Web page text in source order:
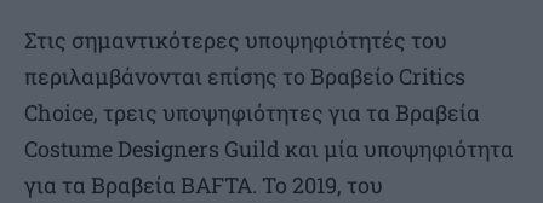
Στις σημαντικότερες υποψηφιότητές του
περιλαμβάνονται επίσης το Βραβείο Critics
Choice, τρεις υποψηφιότητες για τα Βραβεία
Costume Designers Guild και μία υποψηφιότητα
για τα Βραβεία BAFTA. Το 2019, του